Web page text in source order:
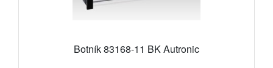
Botník 83168-11 BK Autronic